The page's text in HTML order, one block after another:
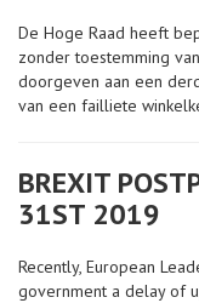
De Hoge Raad heeft
zonder toestemming
doorgeven aan een
van een failliete
BREXIT
31ST 2019
Recently, European
government a delay of